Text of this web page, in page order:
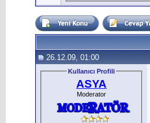
26.12.09, 01:00
Kullanıcı Profili
ASYA
Moderator